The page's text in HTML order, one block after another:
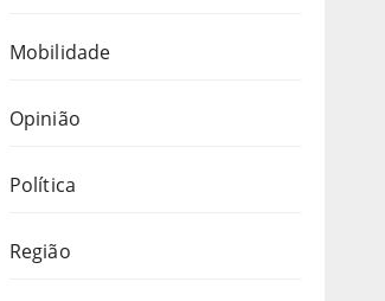
Mobilidade
Opinião
Política
Região